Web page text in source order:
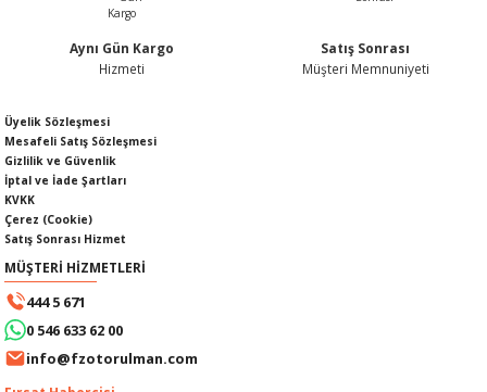
KAPAĞI
Aynı Gün Kargo
Hizmeti
Satış Sonrası
Müşteri Memnuniyeti
Üyelik Sözleşmesi
Mesafeli Satış Sözleşmesi
Gizlilik ve Güvenlik
İptal ve İade Şartları
KVKK
Çerez (Cookie)
Satış Sonrası Hizmet
MÜŞTERİ HİZMETLERİ
444 5 671
0 546 633 62 00
info@fzotorulman.com